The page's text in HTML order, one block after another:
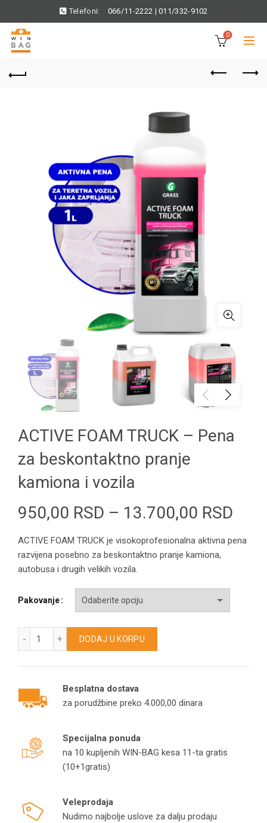
Telefoni: 066/11-2222 |011/332-9102
0
ACTIVE FOAM TRUCK – Pena
za beskontaktno pranje
kamiona i vozila
950,00 RSD – 13.700,00 RSD
ACTIVE FOAM TRUCK je visokoprofesionalna aktivna pena
razvijena posebno za beskontaktno pranje kamiona,
autobusa i drugih velikih vozila.
Pakovanje
ACTIVE FOAM TRUCK – Pena za beskontaktno pranje
DODAJ U KORPU
Besplatna dostava
za porudžbine preko 4.000,00 dinara
Specijalna ponuda
na 10 kupljenih WIN-BAG kesa 11-ta gratis
(10+1gratis)
Veleprodaja
Nudimo najbolje uslove za dalju prodaju